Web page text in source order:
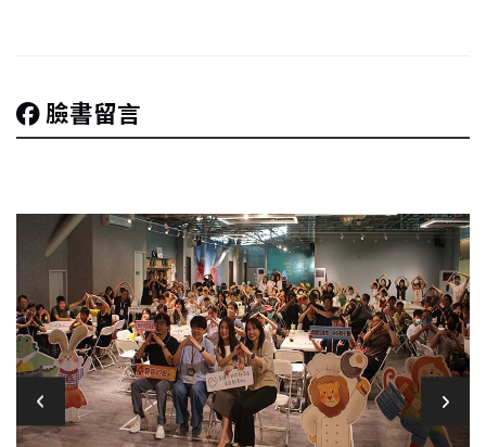
臉書留言